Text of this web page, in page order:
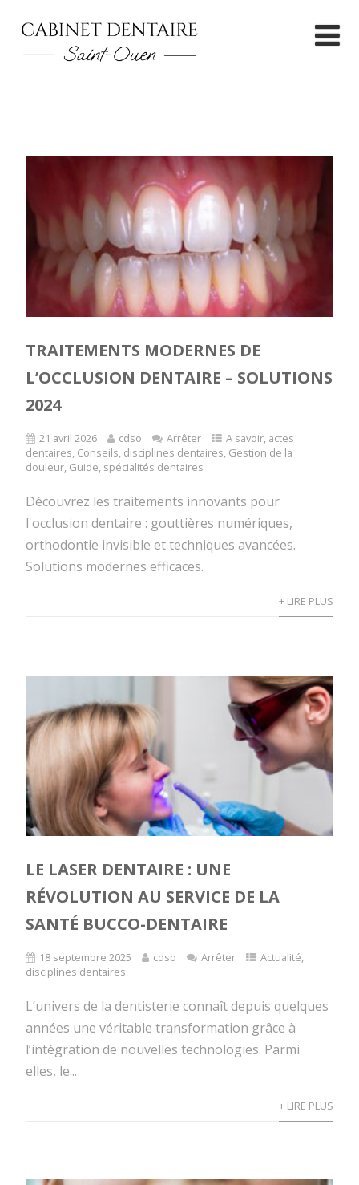
TRAITEMENTS MODERNES DE
L’OCCLUSION DENTAIRE – SOLUTIONS
2024
21 avril 2026 cdso Arrêter A savoir, actes
dentaires, Conseils, disciplines dentaires, Gestion de la
douleur, Guide, spécialités dentaires
Découvrez les traitements innovants pour
l'occlusion dentaire : gouttières numériques,
orthodontie invisible et techniques avancées.
Solutions modernes efficaces.
+ LIRE PLUS
LE LASER DENTAIRE : UNE
RÉVOLUTION AU SERVICE DE LA
SANTÉ BUCCO-DENTAIRE
18 septembre 2025 cdso Arrêter Actualité,
disciplines dentaires
L’univers de la dentisterie connaît depuis quelques
années une véritable transformation grâce à
l’intégration de nouvelles technologies. Parmi
elles, le...
+ LIRE PLUS